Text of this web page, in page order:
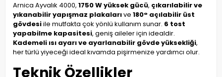
Arnica Ayvalık 4000, 1750 W yüksek gücü, çıkarılabilir ve
yıkanabilir yapışmaz plakalarıve 180° açılabilir üst
gövdesiile mutfakta çok yönlü kullanım sunar. 6 tost
yapabilme kapasitesi, geniş aileler için idealdir.
Kademeli ısı ayarı ve ayarlanabilir gövde yüksekliği,
her türlü yiyeceği ideal kıvamda pişirmenize yardımcı olur.
Teknik Özellikler